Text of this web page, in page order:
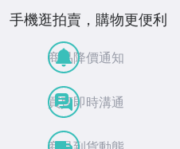
手機逛拍賣，購物更便利
商品降價通知
買賣即時溝通